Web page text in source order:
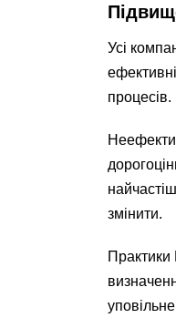
Усі
процесів.
змінити.
Практики